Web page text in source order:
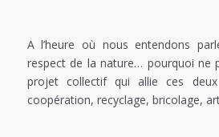
A l’heure où nous entendons
respect de la nature… pourquoi ne
projet collectif qui allie ces
coopération, recyclage, bricolage,